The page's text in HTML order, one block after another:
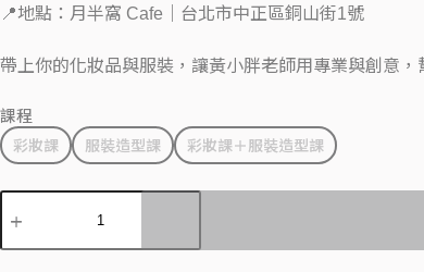
📍地點：月半窩 Cafe｜台北市中正區銅山街1號
帶上你的化妝品與服裝，讓黃小胖老師用專業與創意，
課程
彩妝課 服裝造型課 彩妝課＋服裝造型課